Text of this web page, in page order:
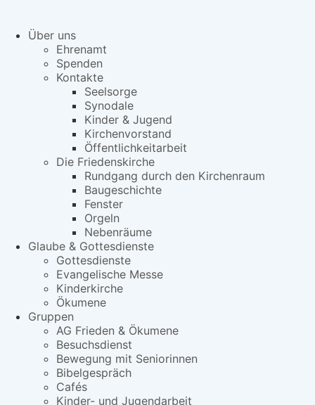
Über uns
Ehrenamt
Spenden
Kontakte
Seelsorge
Synodale
Kinder & Jugend
Kirchenvorstand
Öffentlichkeitarbeit
Die Friedenskirche
Rundgang durch den Kirchenraum
Baugeschichte
Fenster
Orgeln
Nebenräume
Glaube & Gottesdienste
Gottesdienste
Evangelische Messe
Kinderkirche
Ökumene
Gruppen
AG Frieden & Ökumene
Besuchsdienst
Bewegung mit Seniorinnen
Bibelgespräch
Cafés
Kinder- und Jugendarbeit